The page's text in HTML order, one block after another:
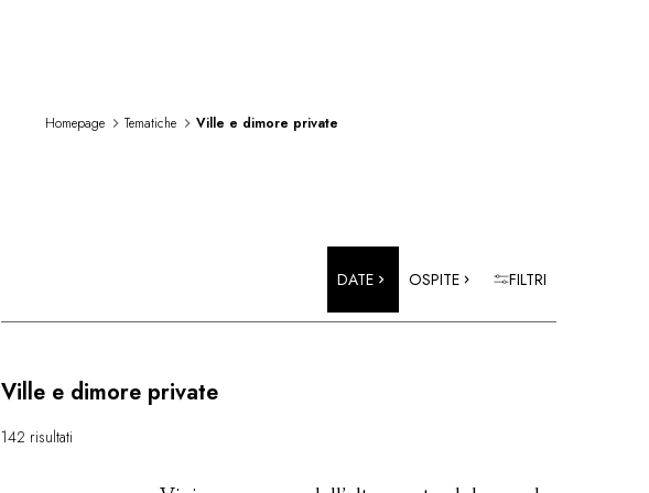
Homepage Tematiche Ville e dimore private
DATE OSPITE FILTRI
Ville e dimore private
142 risultati